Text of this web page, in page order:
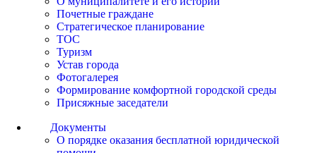
Почетные граждане
Стратегическое планирование
ТОС
Туризм
Устав города
Фотогалерея
Формирование комфортной городской среды
Присяжные заседатели
Документы
О порядке оказания бесплатной юридической